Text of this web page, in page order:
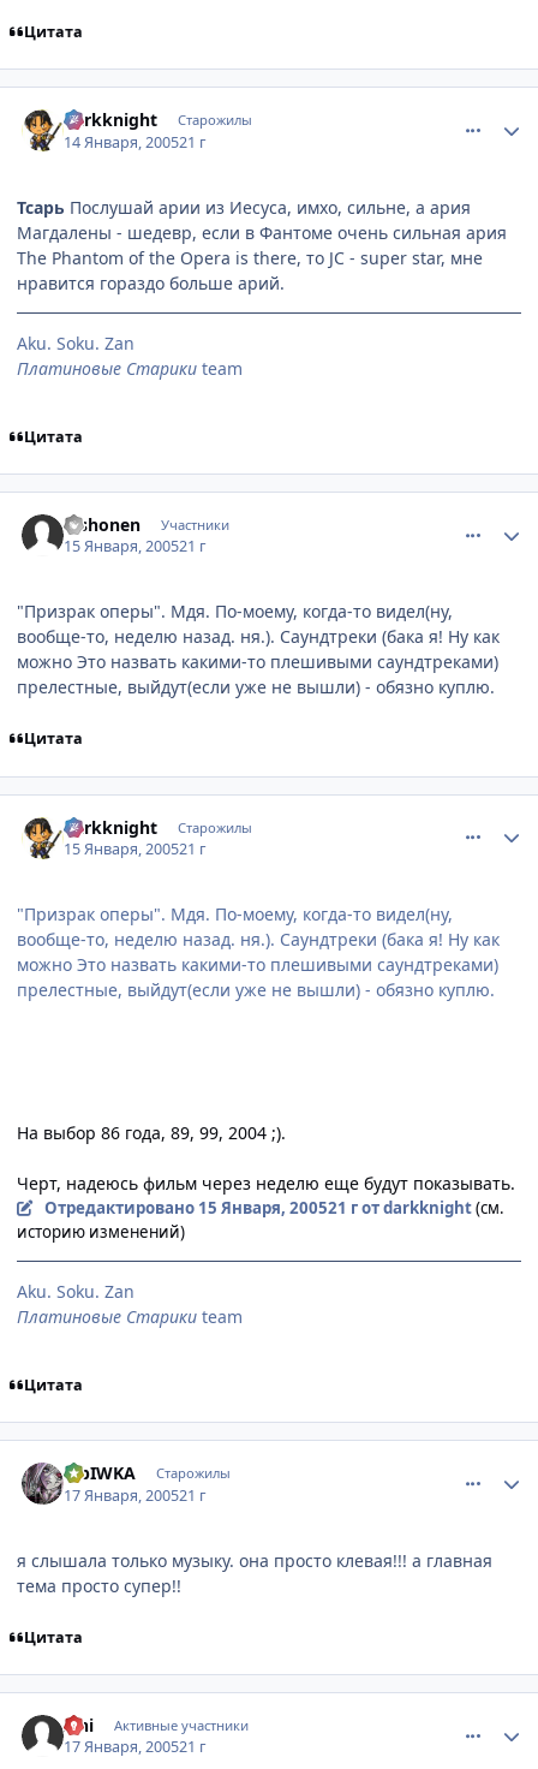
Цитата
darkknight Старожилы
14 Января, 200521 г
Тсарь Послушай арии из Иесуса, имхо, сильне, а ария
Магдалены - шедевр, если в Фантоме очень сильная ария
The Phantom of the Opera is there, то JC - super star, мне
нравится гораздо больше арий.
Aku. Soku. Zan
Платиновые Старики team
Цитата
Bishonen Участники
15 Января, 200521 г
"Призрак оперы". Мдя. По-моему, когда-то видел(ну,
вообще-то, неделю назад. ня.). Саундтреки (бака я! Ну как
можно Это назвать какими-то плешивыми саундтреками)
прелестные, выйдут(если уже не вышли) - обязно куплю.
Цитата
darkknight Старожилы
15 Января, 200521 г
"Призрак оперы". Мдя. По-моему, когда-то видел(ну,
вообще-то, неделю назад. ня.). Саундтреки (бака я! Ну как
можно Это назвать какими-то плешивыми саундтреками)
прелестные, выйдут(если уже не вышли) - обязно куплю.
На выбор 86 года, 89, 99, 2004 ;).
Черт, надеюсь фильм через неделю еще будут показывать.
Отредактировано 15 Января, 200521 гот darkknight(см.
историю изменений)
Aku. Soku. Zan
Платиновые Старики team
Цитата
MbIWKA Старожилы
17 Января, 200521 г
я слышала только музыку. она просто клевая!!! а главная
тема просто супер!!
Цитата
Ishi Активные участники
17 Января, 200521 г